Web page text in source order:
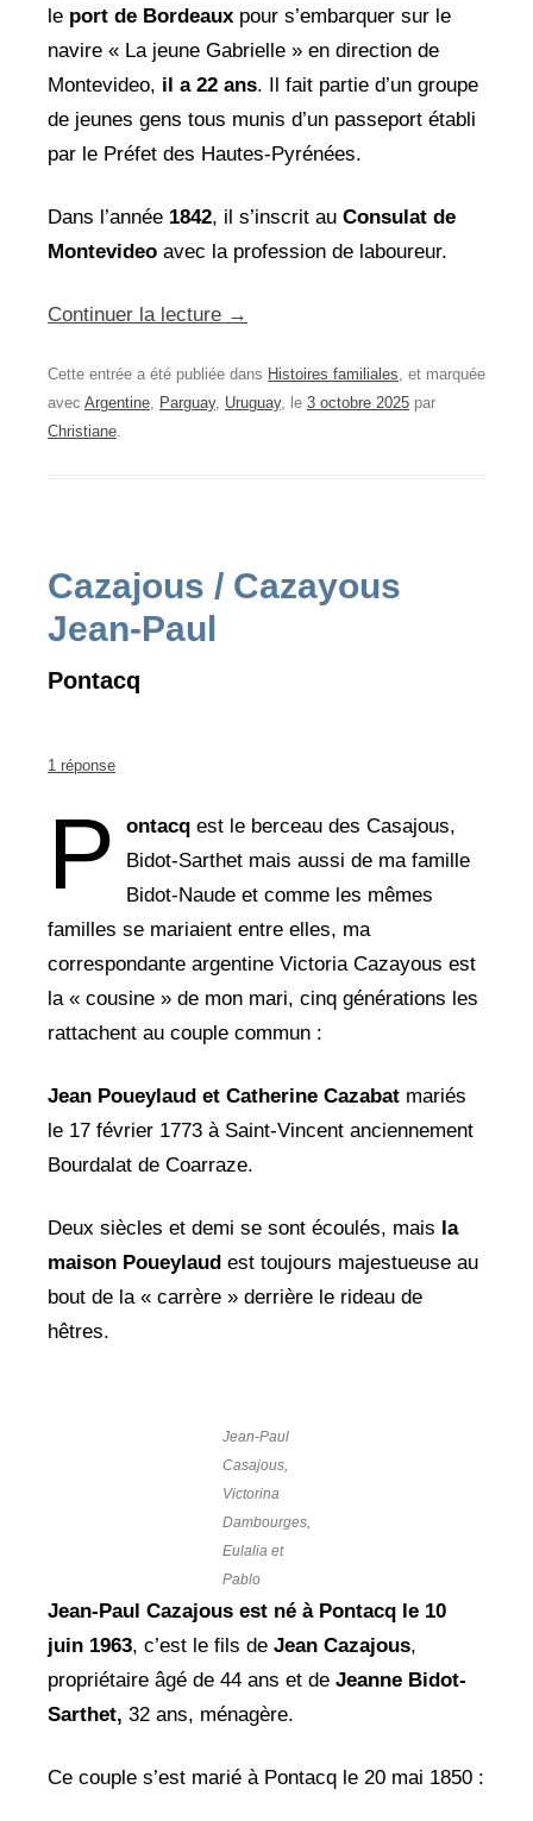
le port de Bordeaux pour s’embarquer sur le
navire « La jeune Gabrielle » en direction de
Montevideo, il a 22 ans. Il fait partie d’un groupe
de jeunes gens tous munis d’un passeport établi
par le Préfet des Hautes-Pyrénées.
Dans l’année 1842, il s’inscrit au Consulat de
Montevideo avec la profession de laboureur.
Continuer la lecture →
Cette entrée a été publiée dans Histoires familiales, et marquée
avec Argentine, Parguay, Uruguay, le 3 octobre 2025 par
Christiane.
Cazajous / Cazayous
Jean-Paul
Pontacq
1 réponse
P ontacqest le berceau des Casajous,
Bidot-Sarthet mais aussi de ma famille
Bidot-Naude et comme les mêmes
familles se mariaient entre elles, ma
correspondante argentine Victoria Cazayous est
la « cousine » de mon mari, cinq générations les
rattachent au couple commun :
Jean Poueylaud et Catherine Cazabat mariés
le 17 février 1773 à Saint-Vincent anciennement
Bourdalat de Coarraze.
Deux siècles et demi se sont écoulés, mais la
maison Poueylaud est toujours majestueuse au
bout de la « carrère » derrière le rideau de
hêtres.
Jean-Paul
Casajous,
Victorina
Dambourges,
Eulalia et
Pablo
Jean-Paul Cazajous est né à Pontacq le 10
juin 1963, c’est le fils de Jean Cazajous,
propriétaire âgé de 44 ans et de Jeanne Bidot-
Sarthet, 32 ans, ménagère.
Ce couple s’est marié à Pontacq le 20 mai 1850 :